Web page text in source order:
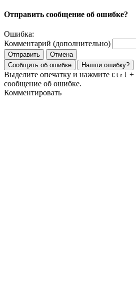
Отправить сообщение об ошибке?
Ошибка:
Комментарий (дополнительно)
Отправить
Отмена
Сообщить об ошибке
Нашли ошибку?
Выделите опечатку и нажмите Ctrl +
сообщение об ошибке.
Комментировать